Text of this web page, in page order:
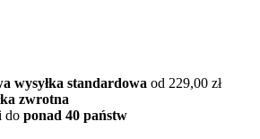
wysyłka standardowa od 229,00 zł
zwrotna
do ponad 40 państw